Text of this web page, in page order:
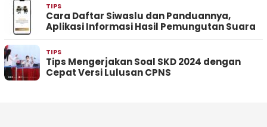
TIPS
Cara Daftar Siwaslu dan Panduannya,
Aplikasi Informasi Hasil Pemungutan Suara
TIPS
Tips Mengerjakan Soal SKD 2024 dengan
Cepat Versi Lulusan CPNS